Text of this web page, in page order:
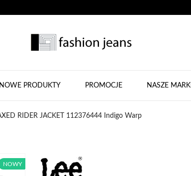
NOWE PRODUKTY PROMOCJE NASZE MARKI
RIDER JACKET 112376444 Indigo Warp
NOWY
NOWY